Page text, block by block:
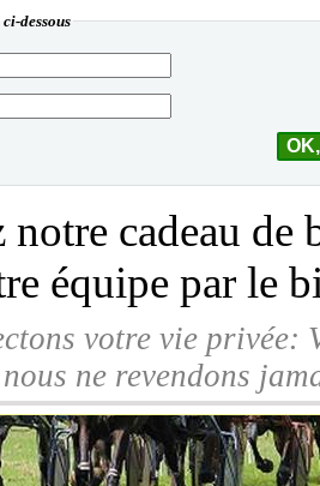
dessous
notre cadeau de
équipe par le
votre vie privée:
ne revendons